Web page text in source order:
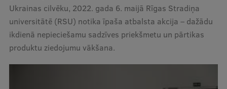
Darbiniekiem
Darba devējiem
Bibliotēka
Kontakti
Ukrainas cilvēku, 2022. gada 6. maijā Rīgas Stradiņa
universitātē (RSU) notika īpaša atbalsta akcija – dažādu
ikdienā nepieciešamu sadzīves priekšmetu un pārtikas
produktu ziedojumu vākšana.